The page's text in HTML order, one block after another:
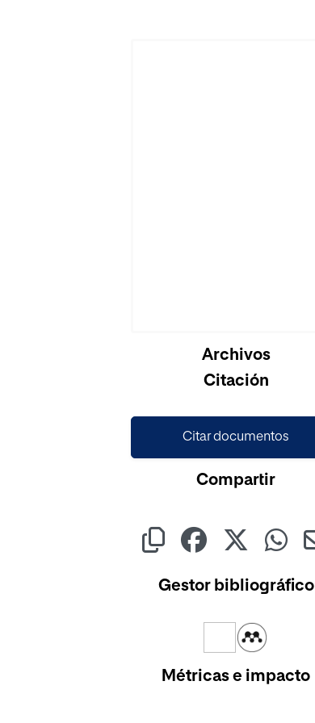
Archivos
Citación
Citar documentos
Compartir
Gestor bibliográfico
Métricas e impacto